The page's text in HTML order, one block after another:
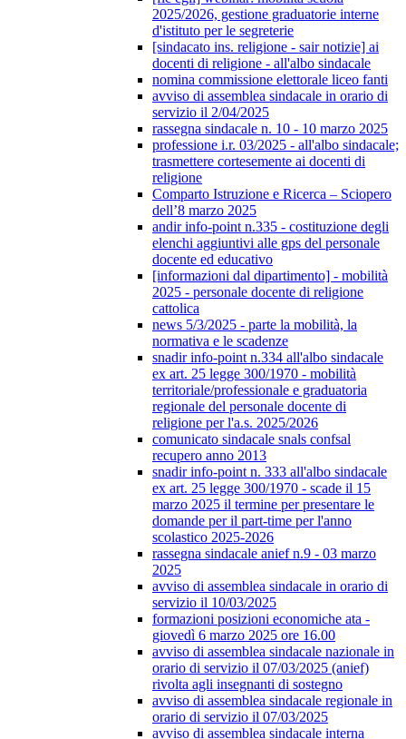
2025/2026, gestione graduatorie interne
d'istituto per le segreterie
[sindacato ins. religione - sair notizie] ai
docenti di religione - all'albo sindacale
nomina commissione elettorale liceo fanti
avviso di assemblea sindacale in orario di
servizio il 2/04/2025
rassegna sindacale n. 10 - 10 marzo 2025
professione i.r. 03/2025 - all'albo sindacale;
trasmettere cortesemente ai docenti di
religione
Comparto Istruzione e Ricerca – Sciopero
dell’8 marzo 2025
andir info-point n.335 - costituzione degli
elenchi aggiuntivi alle gps del personale
docente ed educativo
[informazioni dal dipartimento] - mobilità
2025 - personale docente di religione
cattolica
news 5/3/2025 - parte la mobilità, la
normativa e le scadenze
snadir info-point n.334 all'albo sindacale
ex art. 25 legge 300/1970 - mobilità
territoriale/professionale e graduatoria
regionale del personale docente di
religione per l'a.s. 2025/2026
comunicato sindacale snals confsal
recupero anno 2013
snadir info-point n. 333 all'albo sindacale
ex art. 25 legge 300/1970 - scade il 15
marzo 2025 il termine per presentare le
domande per il part-time per l'anno
scolastico 2025-2026
rassegna sindacale anief n.9 - 03 marzo
2025
avviso di assemblea sindacale in orario di
servizio il 10/03/2025
formazioni posizioni economiche ata -
giovedì 6 marzo 2025 ore 16.00
avviso di assemblea sindacale nazionale in
orario di servizio il 07/03/2025 (anief)
rivolta agli insegnanti di sostegno
avviso di assemblea sindacale regionale in
orario di servizio il 07/03/2025
avviso di assemblea sindacale interna